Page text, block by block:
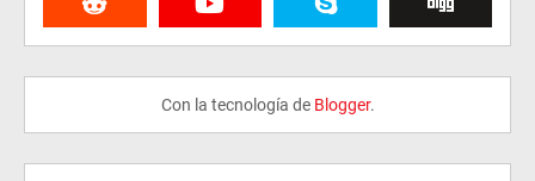
Con la tecnología de Blogger.